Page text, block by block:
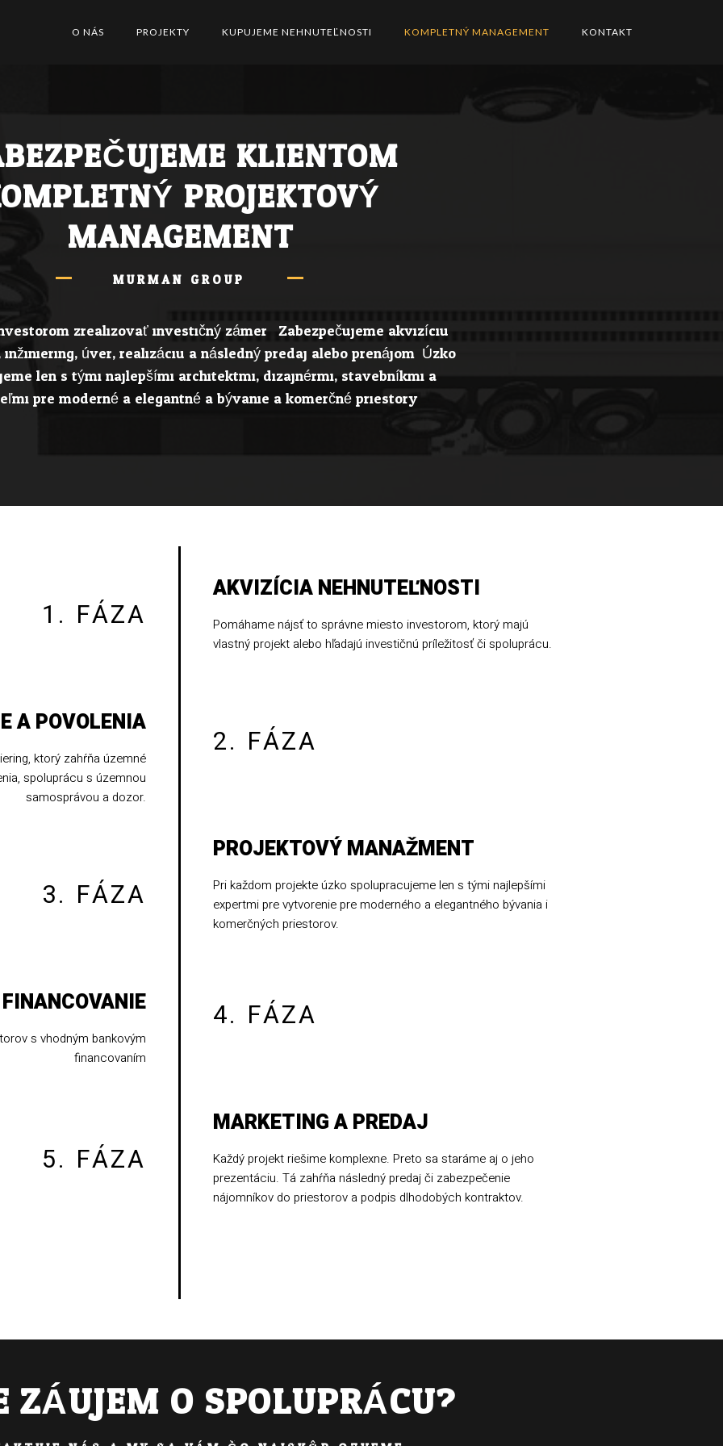
O NÁS PROJEKTY KUPUJEME NEHNUTEĽNOSTI KOMPLETNÝ MANAGEMENT KONTAKT
KLIENTOM
PROJEKTOVÝ
MANAGEMENT
MURMAN GROUP
zrealizovať investičný zámer. Zabezpečujeme akvizíciu
úver, realizáciu a následný predaj alebo prenájom. Úzko
len s tými najlepšími architektmi, dizajnérmi, stavebníkmi a
pre moderné a elegantné a bývanie a komerčné priestory.
1. FÁZA
A POVOLENIA
ktorý zahŕňa územné
spoluprácu s územnou
samosprávou a dozor.
3. FÁZA
FINANCOVANIE
s vhodným bankovým
financovaním
5. FÁZA
AKVIZÍCIA NEHNUTEĽNOSTI
Pomáhame nájsť to správne miesto investorom, ktorý majú
vlastný projekt alebo hľadajú investičnú príležitosť či spoluprácu.
2. FÁZA
PROJEKTOVÝ MANAŽMENT
Pri každom projekte úzko spolupracujeme len s tými najlepšími
expertmi pre vytvorenie pre moderného a elegantného bývania i
komerčných priestorov.
4. FÁZA
MARKETING A PREDAJ
Každý projekt riešime komplexne. Preto sa staráme aj o jeho
prezentáciu. Tá zahŕňa následný predaj či zabezpečenie
nájomníkov do priestorov a podpis dlhodobých kontraktov.
O SPOLUPRÁCU?